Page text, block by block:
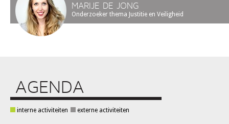
MARIJE DE JONG
Onderzoeker thema Justitie en Veiligheid
AGENDA
interne activiteiten externe activiteiten